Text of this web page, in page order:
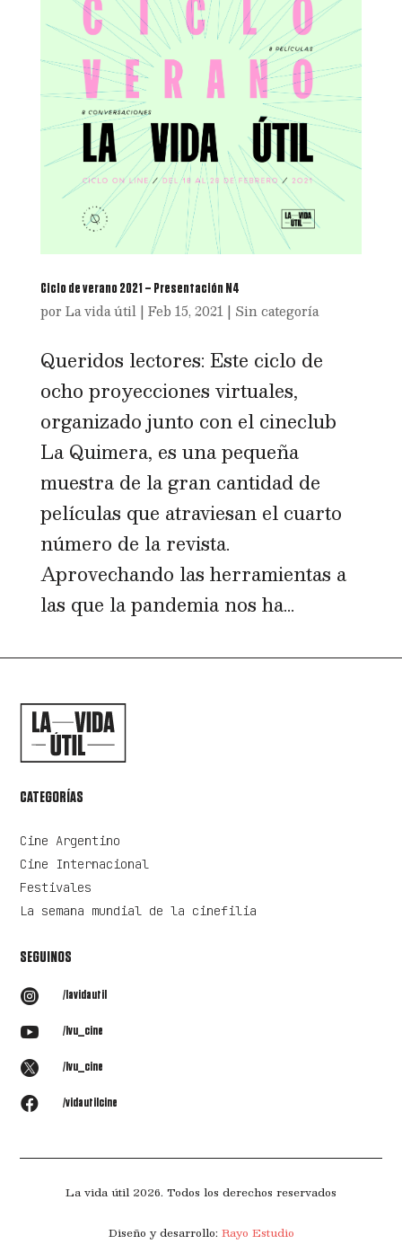
Ciclo de verano 2021 – Presentación N4
por La vida útil| Feb 15, 2021| Sin categoría
Queridos lectores: Este ciclo de
ocho proyecciones virtuales,
organizado junto con el cineclub
La Quimera, es una pequeña
muestra de la gran cantidad de
películas que atraviesan el cuarto
número de la revista.
Aprovechando las herramientas a
las que la pandemia nos ha...
CATEGORÍAS
Cine Argentino
Cine Internacional
Festivales
La semana mundial de la cinefilia
SEGUINOS
 /lavidautil
 /lvu_cine
 /lvu_cine
 /vidautilcine
La vida útil 2026. Todos los derechos reservados
Diseño y desarrollo: Rayo Estudio